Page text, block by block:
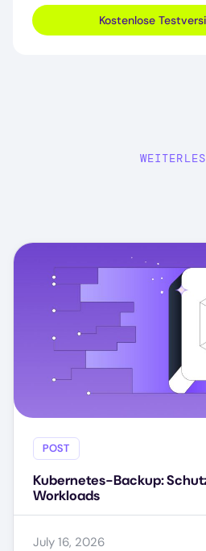
Kostenlose
POST
Kubernetes-Backup:
Workloads
July 16, 2026